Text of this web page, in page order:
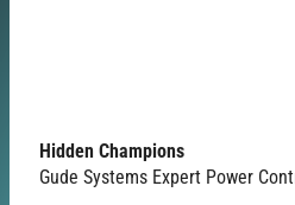
Hidden Champions
Gude Systems Expert Power